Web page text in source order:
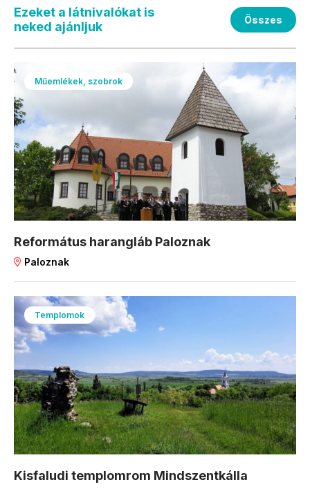
Ezeket a látnivalókat is
neked ajánljuk
Összes
Műemlékek, szobrok
Református harangláb Paloznak
Paloznak
Templomok
Kisfaludi templomrom Mindszentkálla